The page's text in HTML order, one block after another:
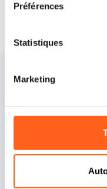
Préférences
Statistiques
Marketing